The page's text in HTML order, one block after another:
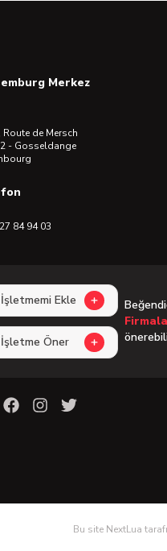
Merkez
Route de Mersch
- Gosseldange
84 94 03
İşletmemi Ekle
İşletme Öner
Bu site NextLua